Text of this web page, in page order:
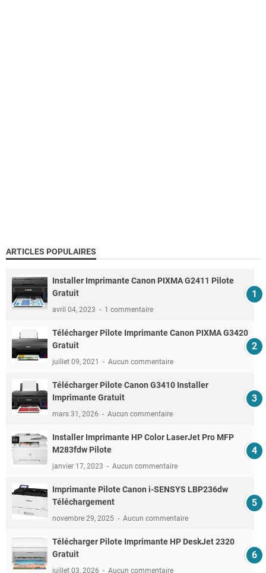
ARTICLES POPULAIRES
Installer Imprimante Canon PIXMA G2411 Pilote
Gratuit
avril 04, 2023 1 commentaire
Télécharger Pilote Imprimante Canon PIXMA G3420
Gratuit
juillet 09, 2021 Aucun commentaire
Télécharger Pilote Canon G3410 Installer
Imprimante Gratuit
mars 31, 2026 Aucun commentaire
Installer Imprimante HP Color LaserJet Pro MFP
M283fdw Pilote
janvier 17, 2023 Aucun commentaire
Imprimante Pilote Canon i-SENSYS LBP236dw
Téléchargement
novembre 29, 2025 Aucun commentaire
Télécharger Pilote Imprimante HP DeskJet 2320
Gratuit
juillet 03, 2026 Aucun commentaire